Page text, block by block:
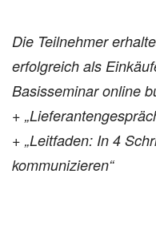
Die Teilnehmer
erfolgreich als
Basisseminar online
+
+ „Leitfaden: In 4
kommunizieren“